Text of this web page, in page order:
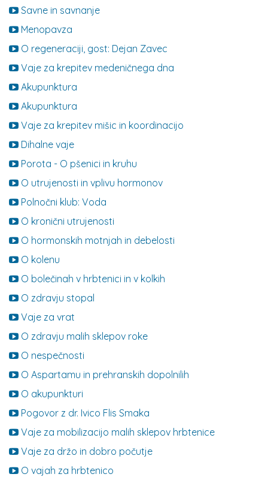
Savne in savnanje
Menopavza
O regeneraciji, gost: Dejan Zavec
Vaje za krepitev medeničnega dna
Akupunktura
Akupunktura
Vaje za krepitev mišic in koordinacijo
Dihalne vaje
Porota - O pšenici in kruhu
O utrujenosti in vplivu hormonov
Polnočni klub: Voda
O kronični utrujenosti
O hormonskih motnjah in debelosti
O kolenu
O bolečinah v hrbtenici in v kolkih
O zdravju stopal
Vaje za vrat
O zdravju malih sklepov roke
O nespečnosti
O Aspartamu in prehranskih dopolnilih
O akupunkturi
Pogovor z dr. Ivico Flis Smaka
Vaje za mobilizacijo malih sklepov hrbtenice
Vaje za držo in dobro počutje
O vajah za hrbtenico